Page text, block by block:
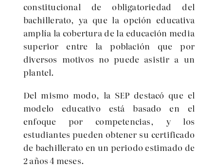
constitucional de obligatoriedad del
bachillerato, ya que la opción educativa
amplía la cobertura de la educación media
superior entre la población que por
diversos motivos no puede asistir a un
plantel.
Del mismo modo, la SEP destacó que el
modelo educativo está basado en el
enfoque por competencias, y los
estudiantes pueden obtener su certificado
de bachillerato en un periodo estimado de
2 años 4 meses.